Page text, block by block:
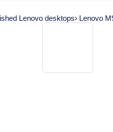
Lenovo desktops› Lenovo